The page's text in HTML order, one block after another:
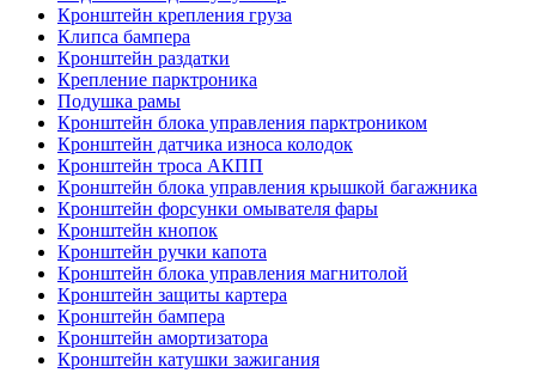
Кронштейн крепления груза
Клипса бампера
Кронштейн раздатки
Крепление парктроника
Подушка рамы
Кронштейн блока управления парктроником
Кронштейн датчика износа колодок
Кронштейн троса АКПП
Кронштейн блока управления крышкой багажника
Кронштейн форсунки омывателя фары
Кронштейн кнопок
Кронштейн ручки капота
Кронштейн блока управления магнитолой
Кронштейн защиты картера
Кронштейн бампера
Кронштейн амортизатора
Кронштейн катушки зажигания